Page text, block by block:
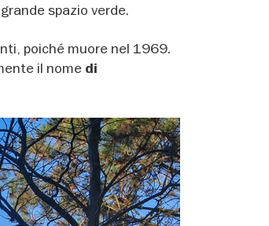
spazio verde.
poiché muore nel 1969.
il nome di